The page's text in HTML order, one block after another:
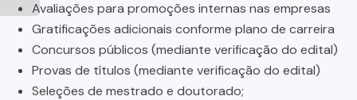
Avaliações para promoções internas nas empresas
Gratificações adicionais conforme plano de carreira
Concursos públicos (mediante verificação do edital)
Provas de títulos (mediante verificação do edital)
Seleções de mestrado e doutorado;